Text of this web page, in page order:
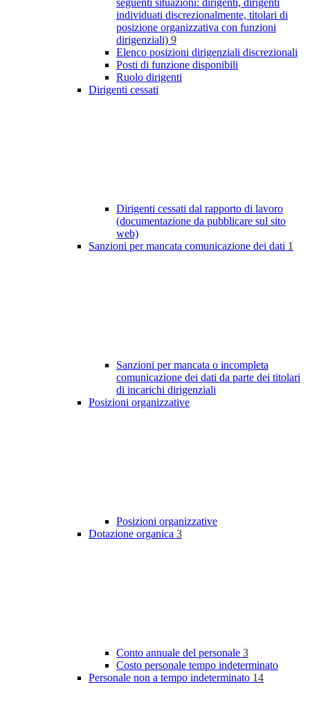
seguenti situazioni: dirigenti, dirigenti
individuati discrezionalmente, titolari di
posizione organizzativa con funzioni
dirigenziali) 9
Elenco posizioni dirigenziali discrezionali
Posti di funzione disponibili
Ruolo dirigenti
Dirigenti cessati
Dirigenti cessati dal rapporto di lavoro
(documentazione da pubblicare sul sito
web)
Sanzioni per mancata comunicazione dei dati 1
Sanzioni per mancata o incompleta
comunicazione dei dati da parte dei titolari
di incarichi dirigenziali
Posizioni organizzative
Posizioni organizzative
Dotazione organica 3
Conto annuale del personale 3
Costo personale tempo indeterminato
Personale non a tempo indeterminato 14